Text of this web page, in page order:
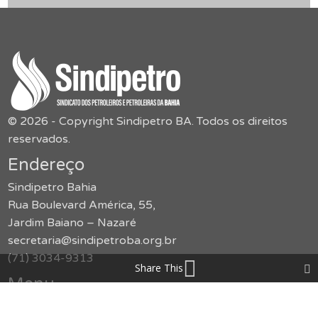
© 2026 - Copyright Sindipetro BA. Todos os direitos
reservados.
Endereço
Sindipetro Bahia
Rua Boulevard América, 55,
Jardim Baiano – Nazaré
secretaria@sindipetroba.org.br
(71) 3034-9313
Menu
Share This